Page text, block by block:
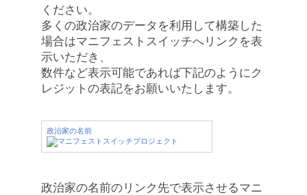
ください。
多くの政治家のデータを利用して構築した
場合はマニフェストスイッチへリンクを表
示いただき、
数件など表示可能であれば下記のようにク
レジットの表記をお願いいたします。
政治家の名前
政治家の名前のリンク先で表示させるマニ